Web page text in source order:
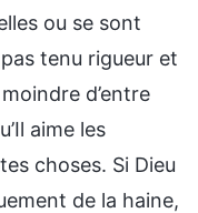
ou se sont
tenu rigueur et
d’entre
aime les
choses. Si Dieu
de la haine,